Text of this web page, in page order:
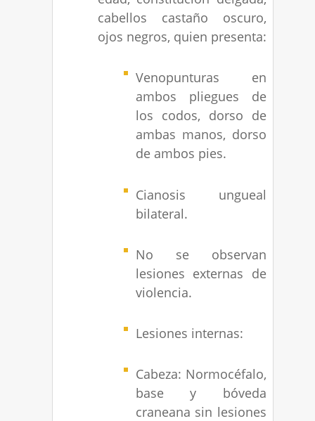
cabellos castaño oscuro,
ojos negros, quien presenta:
Venopunturas en
ambos pliegues de
los codos, dorso de
ambas manos, dorso
de ambos pies.
Cianosis ungueal
bilateral.
No se observan
lesiones externas de
violencia.
Lesiones internas:
Cabeza: Normocéfalo,
base y bóveda
craneana sin lesiones